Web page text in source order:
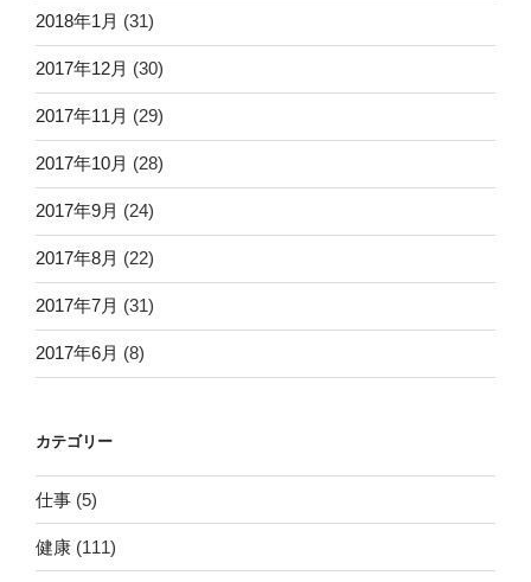
2018年1月 (31)
2017年12月 (30)
2017年11月 (29)
2017年10月 (28)
2017年9月 (24)
2017年8月 (22)
2017年7月 (31)
2017年6月 (8)
カテゴリー
仕事 (5)
健康 (111)